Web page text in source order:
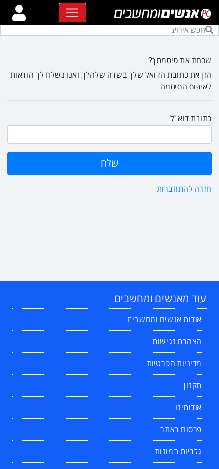
שכחת את סיסמתך?
הזן את כתובת הדואל שלך בשדה שלהלן, ואנו נשלח לך הוראות
לאיפוס הסיסמה.
כתובת דוא"ל
חזרה להתחברות
עוד מאנשים ומחשבים
אודות אנשים ומחשבים
הצהרת נגישות
מדיניות הפרטיות
תקנון
אודותינו
פרסום באתר
גלריות תמונות